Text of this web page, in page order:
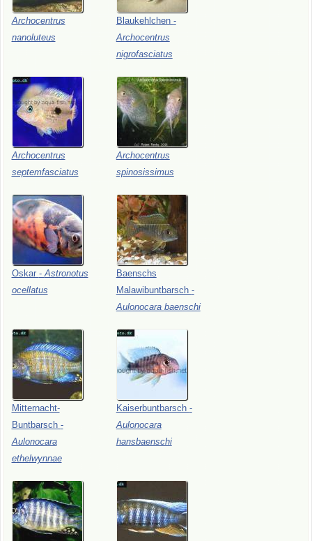
Archocentrus
nanoluteus
Blaukehlchen -
Archocentrus
nigrofasciatus
Archocentrus
septemfasciatus
Archocentrus
spinosissimus
Oskar - Astronotus
ocellatus
Baenschs
Malawibuntbarsch -
Aulonocara baenschi
Mitternacht-
Buntbarsch -
Aulonocara
ethelwynnae
Kaiserbuntbarsch -
Aulonocara
hansbaenschi